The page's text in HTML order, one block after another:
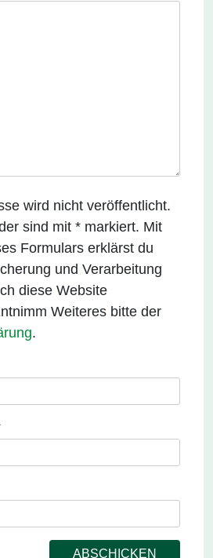
wird nicht veröffentlicht.
sind mit * markiert. Mit
Formulars erklärst du
und Verarbeitung
diese Website
Weiteres bitte der
.